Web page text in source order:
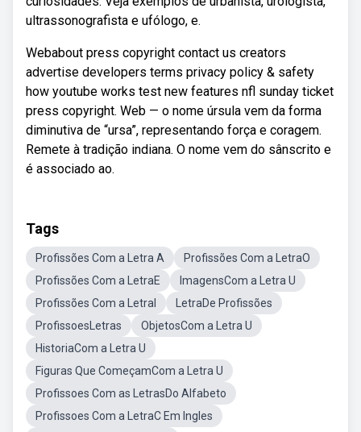
ultrassonografista e ufólogo, e.
Webabout press copyright contact us creators
advertise developers terms privacy policy & safety
how youtube works test new features nfl sunday ticket
press copyright. Web — o nome úrsula vem da forma
diminutiva de “ursa”, representando força e coragem.
Remete à tradição indiana. O nome vem do sânscrito e
é associado ao.
Tags
Profissões Com a Letra A
Profissões Com a LetraO
Profissões Com a LetraE
ImagensCom a Letra U
Profissões Com a LetraI
LetraDe Profissões
ProfissoesLetras
ObjetosCom a Letra U
HistoriaCom a Letra U
Figuras Que ComeçamCom a Letra U
Profissoes Com as LetrasDo Alfabeto
Profissoes Com a LetraC Em Ingles